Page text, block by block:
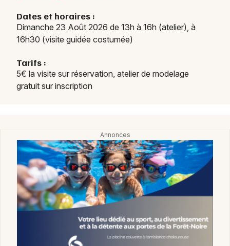
Dates et horaires :
Dimanche 23 Août 2026 de 13h à 16h (atelier), à
16h30 (visite guidée costumée)
Tarifs :
5€ la visite sur réservation, atelier de modelage
gratuit sur inscription